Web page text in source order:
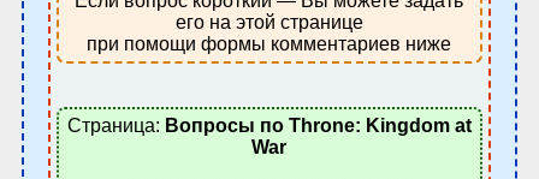
его на этой странице
при помощи формы комментариев ниже
Страница: Вопросы по Throne: Kingdom at
War